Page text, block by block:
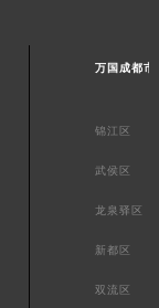
万国成都市
锦江区
武侯区
龙泉驿区
新都区
双流区